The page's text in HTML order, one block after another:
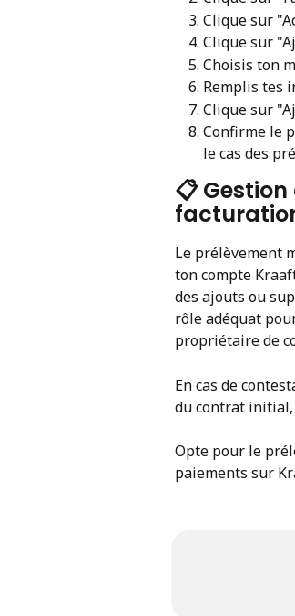
Clique sur
Clique sur
Choisis ton
Remplis tes
Clique sur
Confirme le
le cas des
📋
Le prélèvement
ton compte
des ajouts ou
rôle adéquat
propriétaire de
En cas de
du contrat initial,
Opte pour le
paiements sur